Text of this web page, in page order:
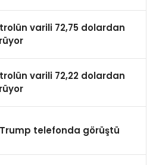
varili 72,75 dolardan
varili 72,22 dolardan
telefonda görüştü